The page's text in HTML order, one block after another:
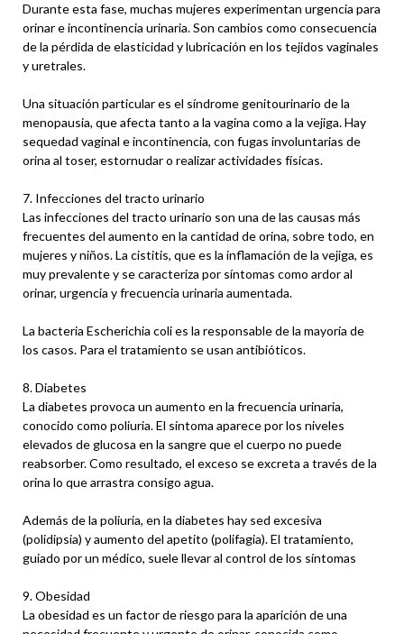
Durante esta fase, muchas mujeres experimentan urgencia para
orinar e incontinencia urinaria. Son cambios como consecuencia
de la pérdida de elasticidad y lubricación en los tejidos vaginales
y uretrales.
Una situación particular es el síndrome genitourinario de la
menopausia, que afecta tanto a la vagina como a la vejiga. Hay
sequedad vaginal e incontinencia, con fugas involuntarias de
orina al toser, estornudar o realizar actividades físicas.
7. Infecciones del tracto urinario
Las infecciones del tracto urinario son una de las causas más
frecuentes del aumento en la cantidad de orina, sobre todo, en
mujeres y niños. La cistitis, que es la inflamación de la vejiga, es
muy prevalente y se caracteriza por síntomas como ardor al
orinar, urgencia y frecuencia urinaria aumentada.
La bacteria Escherichia coli es la responsable de la mayoría de
los casos. Para el tratamiento se usan antibióticos.
8. Diabetes
La diabetes provoca un aumento en la frecuencia urinaria,
conocido como poliuria. El síntoma aparece por los niveles
elevados de glucosa en la sangre que el cuerpo no puede
reabsorber. Como resultado, el exceso se excreta a través de la
orina lo que arrastra consigo agua.
Además de la poliuria, en la diabetes hay sed excesiva
(polidipsia) y aumento del apetito (polifagia). El tratamiento,
guiado por un médico, suele llevar al control de los síntomas
9. Obesidad
La obesidad es un factor de riesgo para la aparición de una